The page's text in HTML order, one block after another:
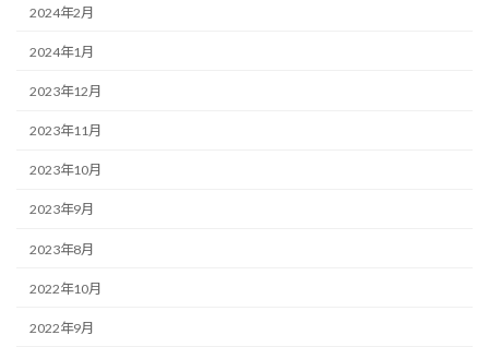
2024年2月
2024年1月
2023年12月
2023年11月
2023年10月
2023年9月
2023年8月
2022年10月
2022年9月